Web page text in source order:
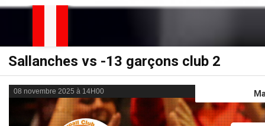
Sallanches vs -13 garçons club 2
08 novembre 2025 à 14H00